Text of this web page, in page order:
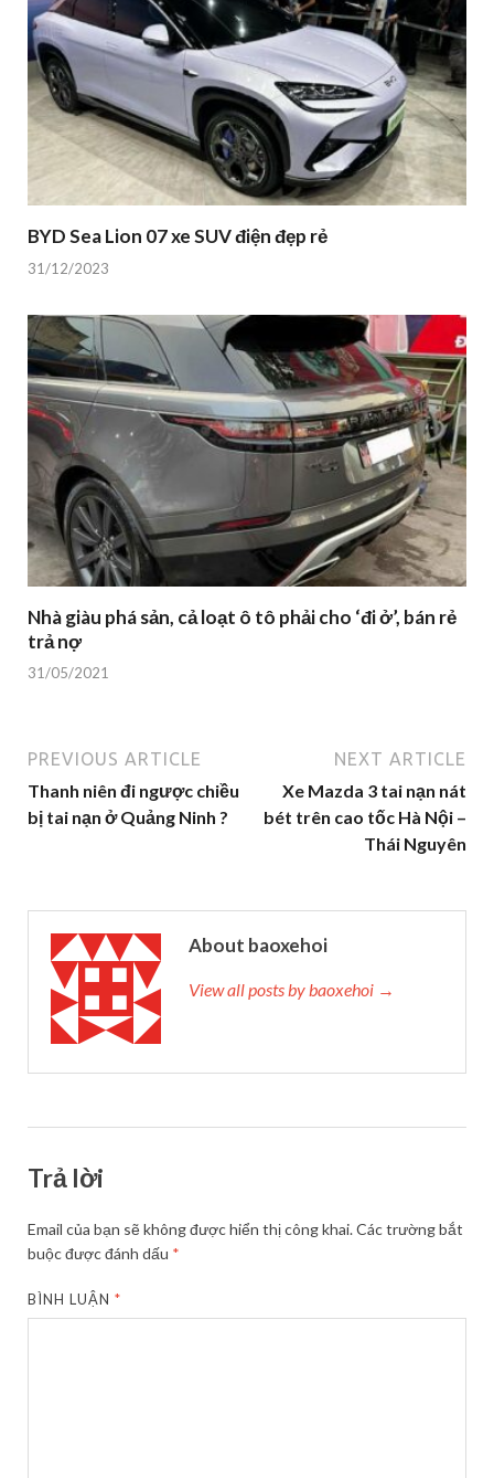
BYD Sea Lion 07 xe SUV điện đẹp rẻ
31/12/2023
Nhà giàu phá sản, cả loạt ô tô phải cho ‘đi ở’, bán rẻ
trả nợ
31/05/2021
PREVIOUS ARTICLE
Thanh niên đi ngược chiều
bị tai nạn ở Quảng Ninh ?
NEXT ARTICLE
Xe Mazda 3 tai nạn nát
bét trên cao tốc Hà Nội –
Thái Nguyên
About baoxehoi
View all posts by baoxehoi →
Trả lời
Email của bạn sẽ không được hiển thị công khai.Các trường bắt
buộc được đánh dấu *
BÌNH LUẬN*